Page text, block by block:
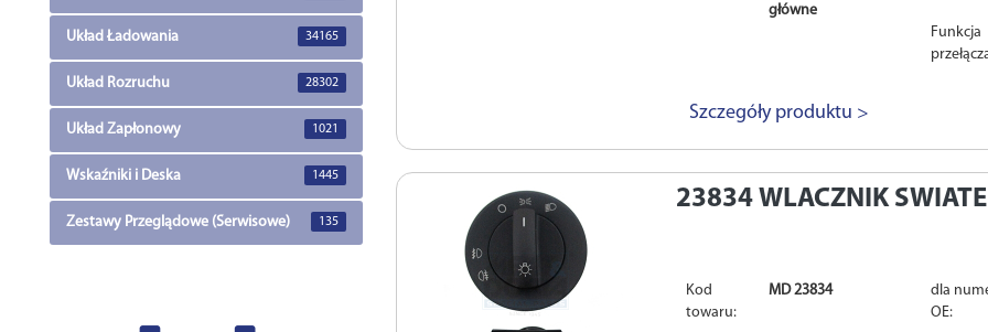
główne
Funkcja
Szczegóły produktu >
23834 WLACZNIK
Kod
towaru:
MD 23834
dla
OE:
Układ Ładowania 34165
Układ Rozruchu 28302
Układ Zapłonowy 1021
Wskaźniki i Deska 1445
Zestawy Przeglądowe (Serwisowe) 135